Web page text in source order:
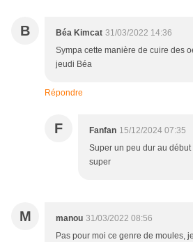
B Béa Kimcat 31/03/2022 14:36
Sympa cette manière de cuire des
jeudi Béa
Répondre
F Fanfan 15/12/2024 07:35
Super un peu dur au
super
M manou 31/03/2022 08:56
Pas pour moi ce genre de moules,